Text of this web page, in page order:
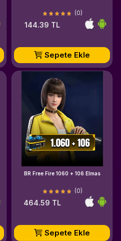
(0)
144.39 TL
Sepete Ekle
BR Free Fire 1060 + 106 Elmas
(0)
464.59 TL
Sepete Ekle